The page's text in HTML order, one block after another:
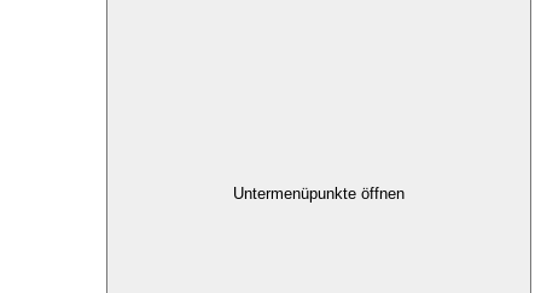
Untermenüpunkte öffnen